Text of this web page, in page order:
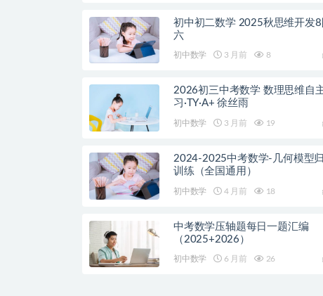
初中初二数学 2025秋思维开发8
六
初中数学 3 月前 8
2026初三中考数学 数理思维自
习·TY·A+ 徐丝雨
初中数学 3 月前 19
2024-2025中考数学-几何模型
训练（全国通用）
初中数学 4 月前 18
中考数学压轴题每日一题汇编
（2025+2026）
初中数学 6 月前 26